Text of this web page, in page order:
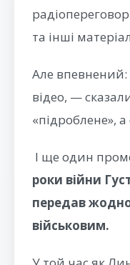
та інші
Але впевнений:
відео, —
«підроблене», а
І ще один
роки війни
передав
військовим.